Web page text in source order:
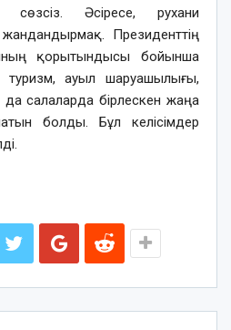
сөзсіз. Әсіресе, рухани
Президенттің
қорытындысы бойынша
туризм, ауыл шаруашылығы,
салаларда бірлескен жаңа
болды. Бұл келісімдер